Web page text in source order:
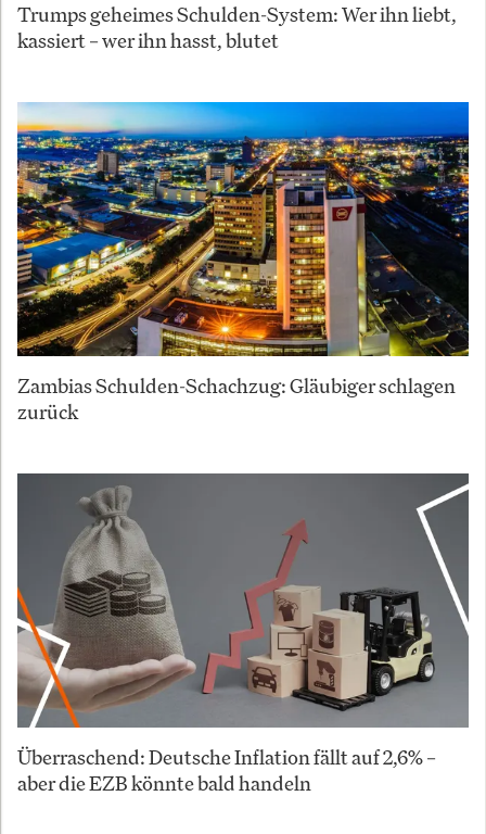
Trumps geheimes Schulden-System: Wer ihn liebt,
kassiert – wer ihn hasst, blutet
Zambias Schulden-Schachzug: Gläubiger schlagen
zurück
Überraschend: Deutsche Inflation fällt auf 2,6% –
aber die EZB könnte bald handeln